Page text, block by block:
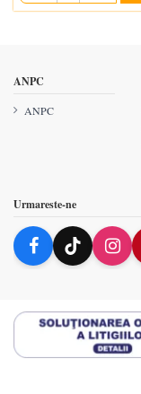
ANPC
ANPC
Urmareste-ne